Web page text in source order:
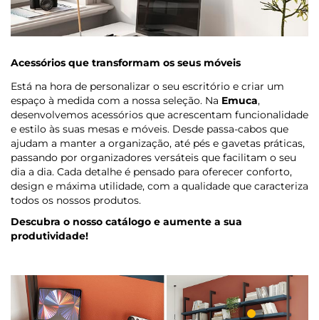
Acessórios que transformam os seus móveis
Está na hora de personalizar o seu escritório e criar um
espaço à medida com a nossa seleção. Na Emuca,
desenvolvemos acessórios que acrescentam funcionalidade
e estilo às suas mesas e móveis. Desde passa-cabos que
ajudam a manter a organização, até pés e gavetas práticas,
passando por organizadores versáteis que facilitam o seu
dia a dia. Cada detalhe é pensado para oferecer conforto,
design e máxima utilidade, com a qualidade que caracteriza
todos os nossos produtos.
Descubra o nosso catálogo e aumente a sua
produtividade!